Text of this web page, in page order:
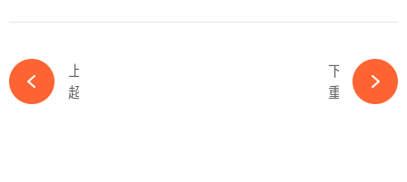
下一篇
重启！光伏黑马再度冲刺A+H两地上市-必赢体育app官方平台